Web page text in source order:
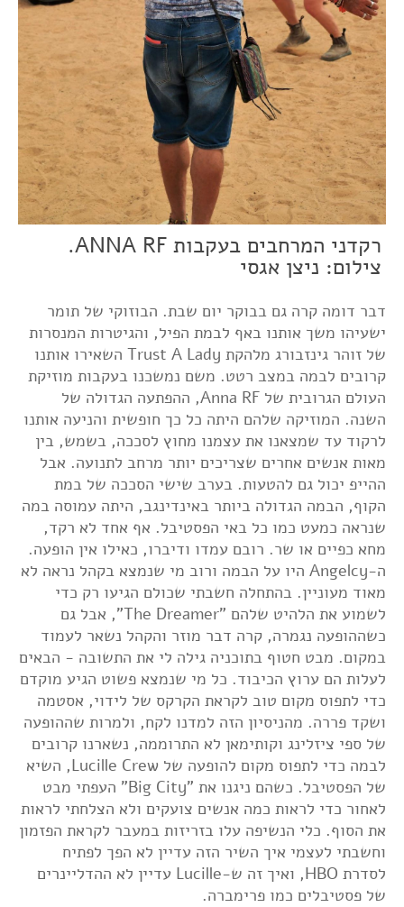
רקדני המרחבים בעקבות ANNA RF.
צילום: ניצן אגסי
דבר דומה קרה גם בבוקר יום שבת. הבוזוקי של תומר
ישעיהו משך אותנו באף לבמת הפיל, והגיטרות המנסרות
של זוהר גינזבורג מלהקת Trust A Lady השאירו אותנו
קרובים לבמה במצב רטט. משם נמשכנו בעקבות מוזיקת
העולם הגרובית של Anna RF, ההפתעה הגדולה של
השנה. המוזיקה שלהם היתה כל כך חופשית והניעה אותנו
לרקוד עד שמצאנו את עצמנו מחוץ לסככה, בשמש, בין
מאות אנשים אחרים שצריכים יותר מרחב לתנועה. אבל
ההייפ יכול גם להטעות. בערב שישי הסככה של במת
הקוף, הבמה הגדולה ביותר באינדינגב, היתה עמוסה במה
שנראה כמעט כמו כל באי הפסטיבל. אף אחד לא רקד,
מחא כפיים או שר. רובם עמדו ודיברו, כאילו אין הופעה.
ה-Angelcy היו על הבמה ורוב מי שנמצא בקהל נראה לא
מאוד מעוניין. בהתחלה חשבתי שכולם הגיעו רק כדי
לשמוע את הלהיט שלהם "The Dreamer", אבל גם
כשההופעה נגמרה, קרה דבר מוזר והקהל נשאר לעמוד
במקום. מבט חטוף בתוכניה גילה לי את התשובה - הבאים
לעלות הם ערוץ הכיבוד. כל מי שנמצא פשוט הגיע מוקדם
כדי לתפוס מקום טוב לקראת הקרקס של לידוי, אסטמה
ושקד פררה. מהניסיון הזה למדנו לקח, ולמרות שההופעה
של ספי ציזלינג וקותימאן לא התרוממה, נשארנו קרובים
לבמה כדי לתפוס מקום להופעה של Lucille Crew, השיא
של הפסטיבל. כשהם ניגנו את "Big City" העפתי מבט
לאחור כדי לראות כמה אנשים צועקים ולא הצלחתי לראות
את הסוף. כלי הנשיפה עלו בזריזות במעבר לקראת הפזמון
וחשבתי לעצמי איך השיר הזה עדיין לא הפך לפתיח
לסדרת HBO, ואיך זה ש-Lucille עדיין לא ההדליינרים
של פסטיבלים כמו פרימברה.